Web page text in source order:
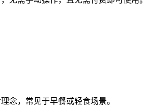
念，常见于早餐或轻食场景。